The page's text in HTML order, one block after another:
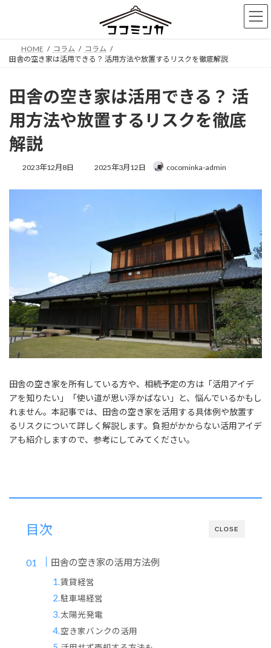
HOME コラム
コラム
田舎の空き家は活用できる？ 活用方法や放置するリスクを徹底解説
田舎の空き家は活用できる？ 活
用方法や放置するリスクを徹底
解説
2023年12月8日
最
2025年3月12日 cocominka-admin
田舎の空き家を所有している方や、相続予定の方は「活用アイデ
アを知りたい」「使い道が思い浮かばない」と、悩んでいるかもし
れません。本記事では、田舎の空き家を活用する具体例や放置す
るリスクについて詳しく解説します。負担がかからない活用アイデ
アも紹介しますので、参考にしてみてください。
CLOSE
目次
田舎の空き家の活用方法例
賃貸経営
駐車場経営
太陽光発電
空き家バンクの活用